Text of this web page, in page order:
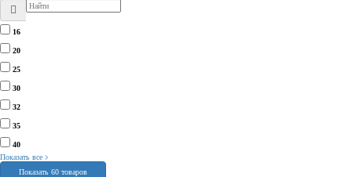
16
20
25
30
32
35
40
Показать все
Показать 60 товаров